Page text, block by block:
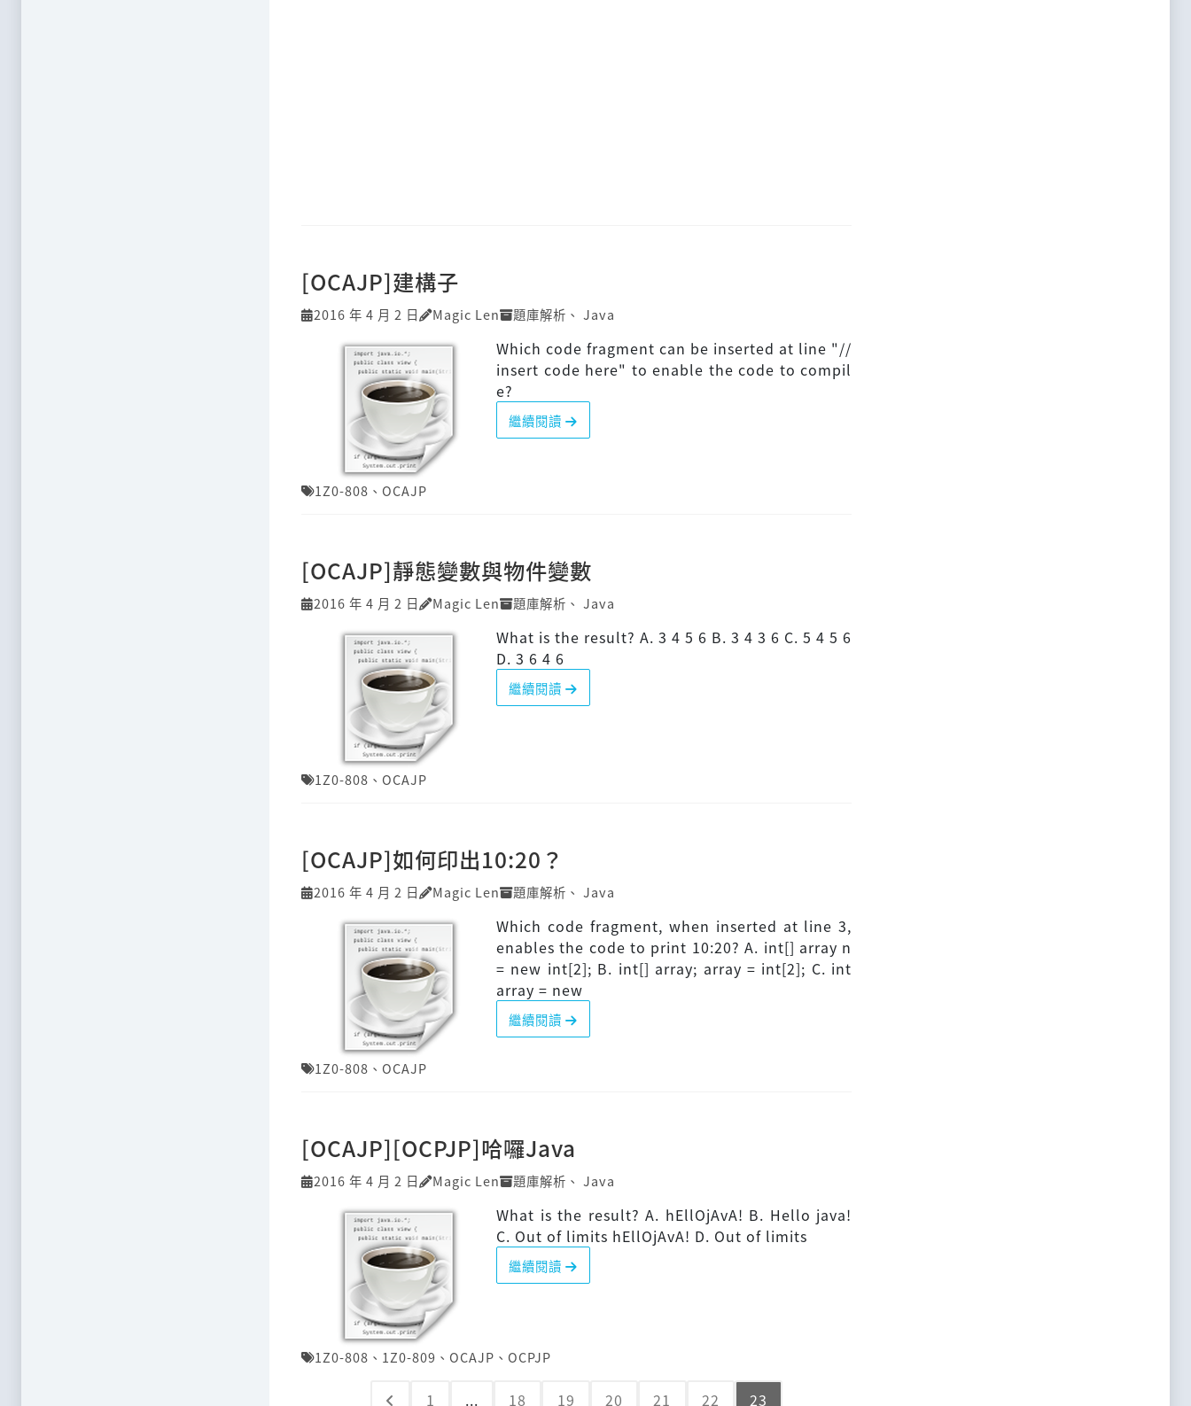
[OCAJP]建構子
2016 年 4 月 2 日 Magic Len 題庫解析 、 Java
Which code fragment can be inserted at line "//
insert code here" to enable the code to compil
e?
繼續閱讀
1Z0-808 、 OCAJP
[OCAJP]靜態變數與物件變數
2016 年 4 月 2 日 Magic Len 題庫解析 、 Java
What is the result? A. 3 4 5 6 B. 3 4 3 6 C. 5 4 5 6
D. 3 6 4 6
繼續閱讀
1Z0-808 、 OCAJP
[OCAJP]如何印出10:20？
2016 年 4 月 2 日 Magic Len 題庫解析 、 Java
Which code fragment, when inserted at line 3,
enables the code to print 10:20? A. int[] array n
= new int[2]; B. int[] array; array = int[2]; C. int
array = new
繼續閱讀
1Z0-808 、 OCAJP
[OCAJP][OCPJP]哈囉Java
2016 年 4 月 2 日 Magic Len 題庫解析 、 Java
What is the result? A. hEllOjAvA! B. Hello java!
C. Out of limits hEllOjAvA! D. Out of limits
繼續閱讀
1Z0-808 、 1Z0-809 、 OCAJP 、 OCPJP
1 ... 18 19 20 21 22 23